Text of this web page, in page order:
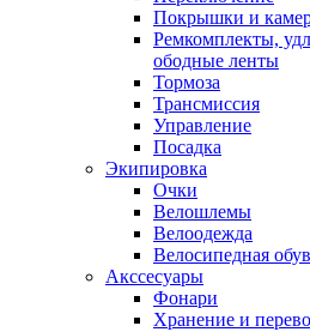
Покрышки и
Ремкомплекты,
ободные ленты
Тормоза
Трансмиссия
Управление
Посадка
Экипировка
Очки
Велошлемы
Велоодежда
Велосипедная
Акссесуары
Фонари
Хранение и